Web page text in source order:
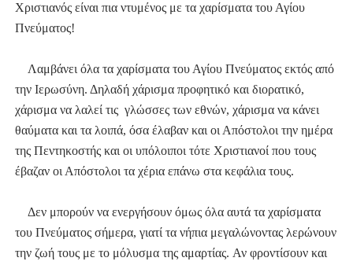
Χριστιανός είναι πια ντυμένος με τα χαρίσματα του Αγίου
Πνεύματος!
Λαμβάνει όλα τα χαρίσματα του Αγίου Πνεύματος εκτός από
την Ιερωσύνη. Δηλαδή χάρισμα προφητικό και διορατικό,
χάρισμα να λαλεί τις γλώσσες των εθνών, χάρισμα να κάνει
θαύματα και τα λοιπά, όσα έλαβαν και οι Απόστολοι την ημέρα
της Πεντηκοστής και οι υπόλοιποι τότε Χριστιανοί που τους
έβαζαν οι Απόστολοι τα χέρια επάνω στα κεφάλια τους.
Δεν μπορούν να ενεργήσουν όμως όλα αυτά τα χαρίσματα
του Πνεύματος σήμερα, γιατί τα νήπια μεγαλώνοντας λερώνουν
την ζωή τους με το μόλυσμα της αμαρτίας. Αν φροντίσουν και